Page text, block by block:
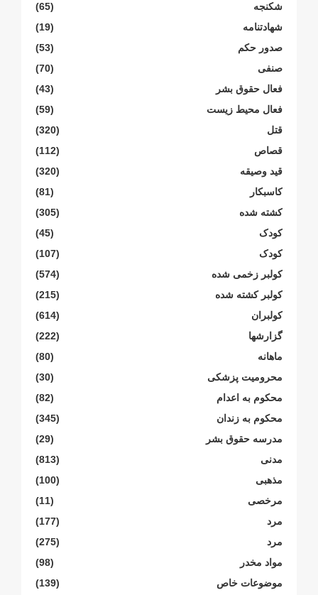
شکنجە
(65)
شهادتنامە
(19)
صدور حکم
(53)
صنفی
(70)
فعال حقوق بشر
(43)
فعال محیط زیست
(59)
قتل
(320)
قصاص
(112)
قید وصیقه
(320)
کاسبکار
(81)
کشته شده
(305)
کودک
(45)
کودک
(107)
کولبر زخمی شدە
(574)
کولبر کشتە شدە
(215)
کولبران
(614)
گزارشها
(222)
ماهانە
(80)
محرومیت پزشکی
(30)
محکوم بە اعدام
(82)
محکوم بە زندان
(345)
مدرسە حقوق بشر
(29)
مدنی
(813)
مذهبی
(100)
مرخصی
(11)
مرد
(177)
مرد
(275)
مواد مخدر
(98)
موضوعات خاص
(139)